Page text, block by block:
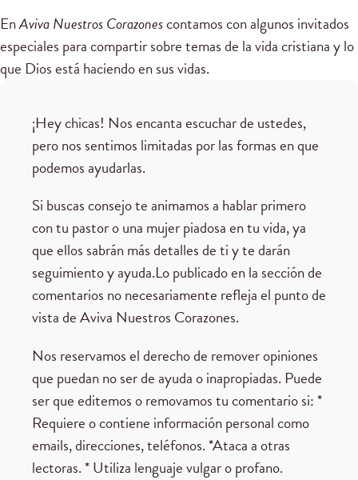
EnAviva Nuestros Corazonescontamos con algunos invitados
especiales para compartir sobre temas de la vida cristiana y lo
que Dios está haciendo en sus vidas.
¡Hey chicas! Nos encanta escuchar de ustedes,
pero nos sentimos limitadas por las formas en que
podemos ayudarlas.
Si buscas consejo te animamos a hablar primero
con tu pastor o una mujer piadosa en tu vida, ya
que ellos sabrán más detalles de ti y te darán
seguimiento y ayuda.Lo publicado en la sección de
comentarios no necesariamente refleja el punto de
vista de Aviva Nuestros Corazones.
Nos reservamos el derecho de remover opiniones
que puedan no ser de ayuda o inapropiadas. Puede
ser que editemos o removamos tu comentario si: *
Requiere o contiene información personal como
emails, direcciones, teléfonos. *Ataca a otras
lectoras. * Utiliza lenguaje vulgar o profano.